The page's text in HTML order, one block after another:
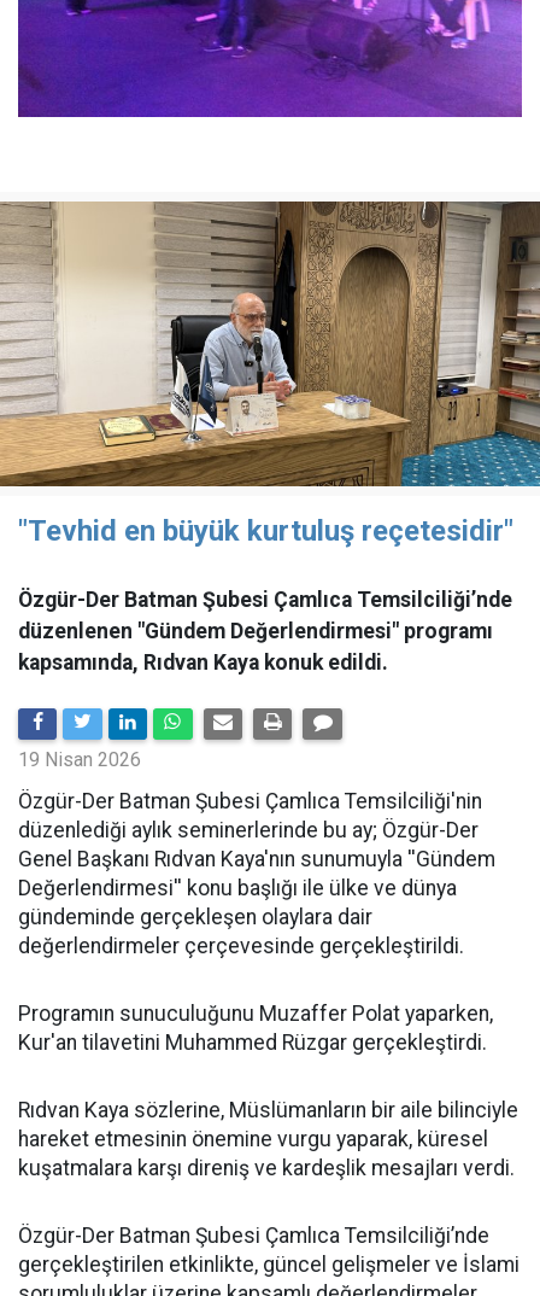
"Tevhid en büyük kurtuluş reçetesidir"
Özgür-Der Batman Şubesi Çamlıca Temsilciliği’nde
düzenlenen "Gündem Değerlendirmesi" programı
kapsamında, Rıdvan Kaya konuk edildi.
19 Nisan 2026
​Özgür-Der Batman Şubesi Çamlıca Temsilciliği'nin
düzenlediği aylık seminerlerinde bu ay; Özgür-Der
Genel Başkanı Rıdvan Kaya'nın sunumuyla ''Gündem
Değerlendirmesi'' konu başlığı ile ülke ve dünya
gündeminde gerçekleşen olaylara dair
değerlendirmeler çerçevesinde gerçekleştirildi.
Programın sunuculuğunu Muzaffer Polat yaparken,
Kur'an tilavetini Muhammed Rüzgar gerçekleştirdi.
Rıdvan Kaya sözlerine, Müslümanların bir aile bilinciyle
hareket etmesinin önemine vurgu yaparak, küresel
kuşatmalara karşı direniş ve kardeşlik mesajları verdi.
Özgür-Der Batman Şubesi Çamlıca Temsilciliği’nde
gerçekleştirilen etkinlikte, güncel gelişmeler ve İslami